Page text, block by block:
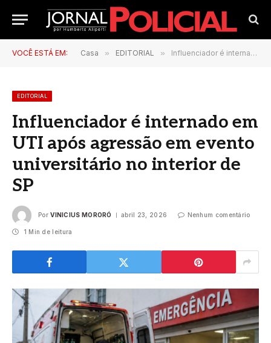
VOCÊ ESTÁ EM: Casa » EDITORIAL » Influenciador é internado em UTI após agressão em evento universitário no interior de SP
EDITORIAL
Influenciador é internado em
UTI após agressão em evento
universitário no interior de
SP
Por VINICIUS MORORÓ abril 23, 2026 Nenhum comentário
1 Min de leitura